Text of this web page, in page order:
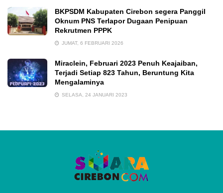
BKPSDM Kabupaten Cirebon segera Panggil
Oknum PNS Terlapor Dugaan Penipuan
Rekrutmen PPPK
JUMAT, 6 FEBRUARI 2026
Miraclein, Februari 2023 Penuh Keajaiban,
Terjadi Setiap 823 Tahun, Beruntung Kita
Mengalaminya
SELASA, 24 JANUARI 2023